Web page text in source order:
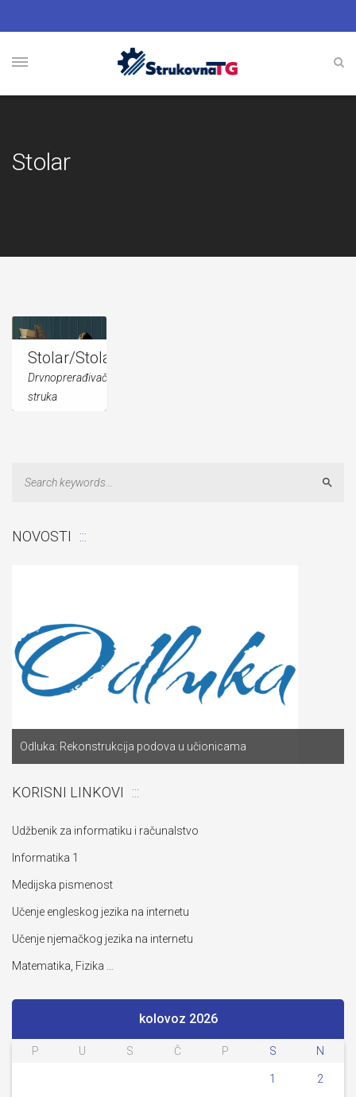
Stolar
Stolar/Stolarica
Drvnoprerađivačka
struka
NOVOSTI
Odluka: Rekonstrukcija podova u učionicama
KORISNI LINKOVI
Udžbenik za informatiku i računalstvo
Informatika 1
Medijska pismenost
Učenje engleskog jezika na internetu
Učenje njemačkog jezika na internetu
Matematika, Fizika …
kolovoz 2026
P U S Č P S N
1 2